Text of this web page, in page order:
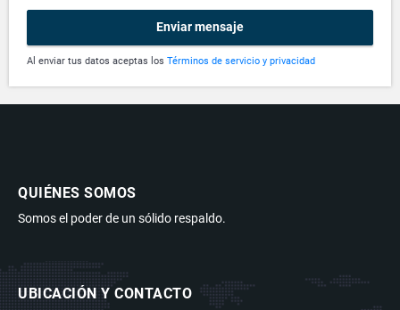
Enviar mensaje
Al enviar tus datos aceptas los Términos de servicio y privacidad
QUIÉNES SOMOS
Somos el poder de un sólido respaldo.
UBICACIÓN Y CONTACTO